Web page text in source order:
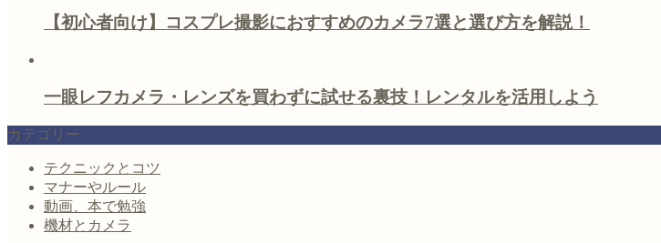
【初心者向け】コスプレ撮影におすすめのカメラ7選と選び方を解説！
一眼レフカメラ・レンズを買わずに試せる裏技！レンタルを活用しよう
カテゴリー
テクニックとコツ
マナーやルール
動画、本で勉強
機材とカメラ